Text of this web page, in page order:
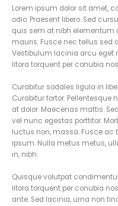
Lorem ipsum dolor sit amet,
odio. Praesent libero. Sed
quis sem at nibh elementum
mauris. Fusce nec tellus sed
Vestibulum lacinia arcu eget
litora torquent per conubia
Curabitur sodales ligula in
Curabitur tortor. Pellentesque
at dolor. Maecenas mattis.
vel nunc egestas porttitor.
luctus non, massa. Fusce ac
ipsum. Nulla metus metus,
in, nibh.
Quisque volutpat
litora torquent per conubia
ante. Sed lacinia, urna non